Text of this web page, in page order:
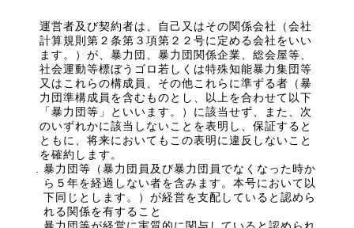
運営者及び契約者は、自己又はその関係会社（会社
計算規則第２条第３項第２２号に定める会社をいい
ます。）が、暴力団、暴力団関係企業、総会屋等、
社会運動等標ぼうゴロ若しくは特殊知能暴力集団等
又はこれらの構成員、その他これらに準ずる者（暴
力団準構成員を含むものとし、以上を合わせて以下
「暴力団等」といいます。）に該当せず、また、次
のいずれかに該当しないことを表明し、保証すると
ともに、将来においてもこの表明に違反しないこと
を確約します。
暴力団等（暴力団員及び暴力団員でなくなった時か
ら５年を経過しない者を含みます。本号において以
下同じとします。）が経営を支配していると認めら
れる関係を有すること